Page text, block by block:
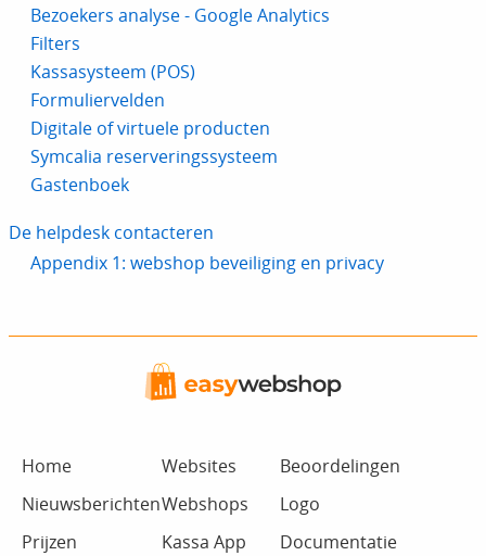
Bezoekers analyse - Google Analytics
Filters
Kassasysteem (POS)
Formuliervelden
Digitale of virtuele producten
Symcalia reserveringssysteem
Gastenboek
De helpdesk contacteren
Appendix 1: webshop beveiliging en privacy
Home
Nieuwsberichten
Prijzen
Websites
Webshops
Kassa App
Beoordelingen
Logo
Documentatie